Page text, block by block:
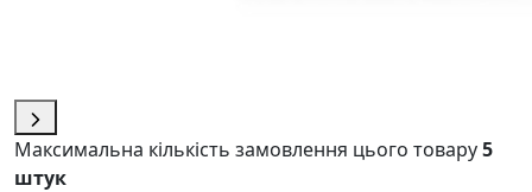
Максимальна кількість замовлення цього товару5
штук